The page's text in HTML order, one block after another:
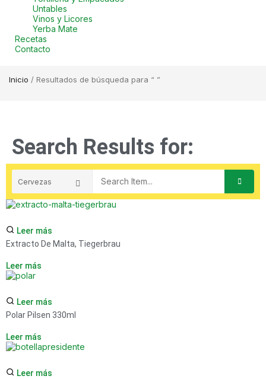
Untables
Vinos y Licores
Yerba Mate
Recetas
Contacto
Inicio / Resultados de búsqueda para “ ”
Search Results for:
Leer más
Extracto De Malta, Tiegerbrau
Leer más
Leer más
Polar Pilsen 330ml
Leer más
Leer más